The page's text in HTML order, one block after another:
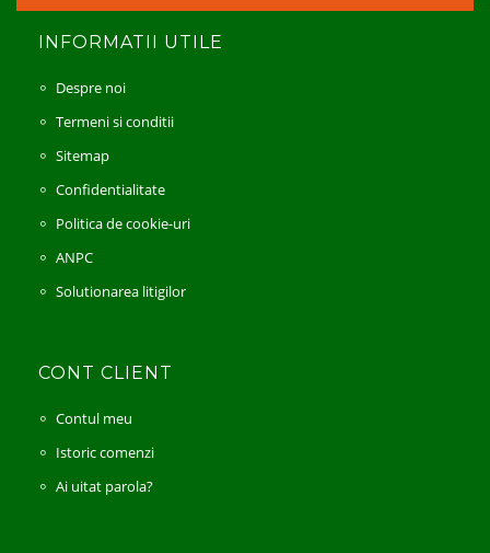
INFORMATII UTILE
Despre noi
Termeni si conditii
Sitemap
Confidentialitate
Politica de cookie-uri
ANPC
Solutionarea litigilor
CONT CLIENT
Contul meu
Istoric comenzi
Ai uitat parola?